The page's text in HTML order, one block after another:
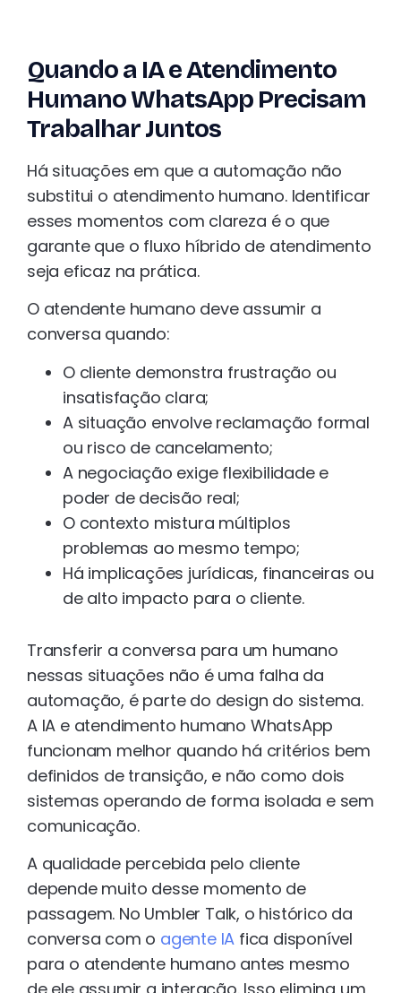
Quando a IA e Atendimento
Humano WhatsApp Precisam
Trabalhar Juntos
Há situações em que a automação não
substitui o atendimento humano. Identificar
esses momentos com clareza é o que
garante que o fluxo híbrido de atendimento
seja eficaz na prática.
O atendente humano deve assumir a
conversa quando:
O cliente demonstra frustração ou
insatisfação clara;
A situação envolve reclamação formal
ou risco de cancelamento;
A negociação exige flexibilidade e
poder de decisão real;
O contexto mistura múltiplos
problemas ao mesmo tempo;
Há implicações jurídicas, financeiras ou
de alto impacto para o cliente.
Transferir a conversa para um humano
nessas situações não é uma falha da
automação, é parte do design do sistema.
A IA e atendimento humano WhatsApp
funcionam melhor quando há critérios bem
definidos de transição, e não como dois
sistemas operando de forma isolada e sem
comunicação.
A qualidade percebida pelo cliente
depende muito desse momento de
passagem. No Umbler Talk, o histórico da
conversa com o agente IA fica disponível
para o atendente humano antes mesmo